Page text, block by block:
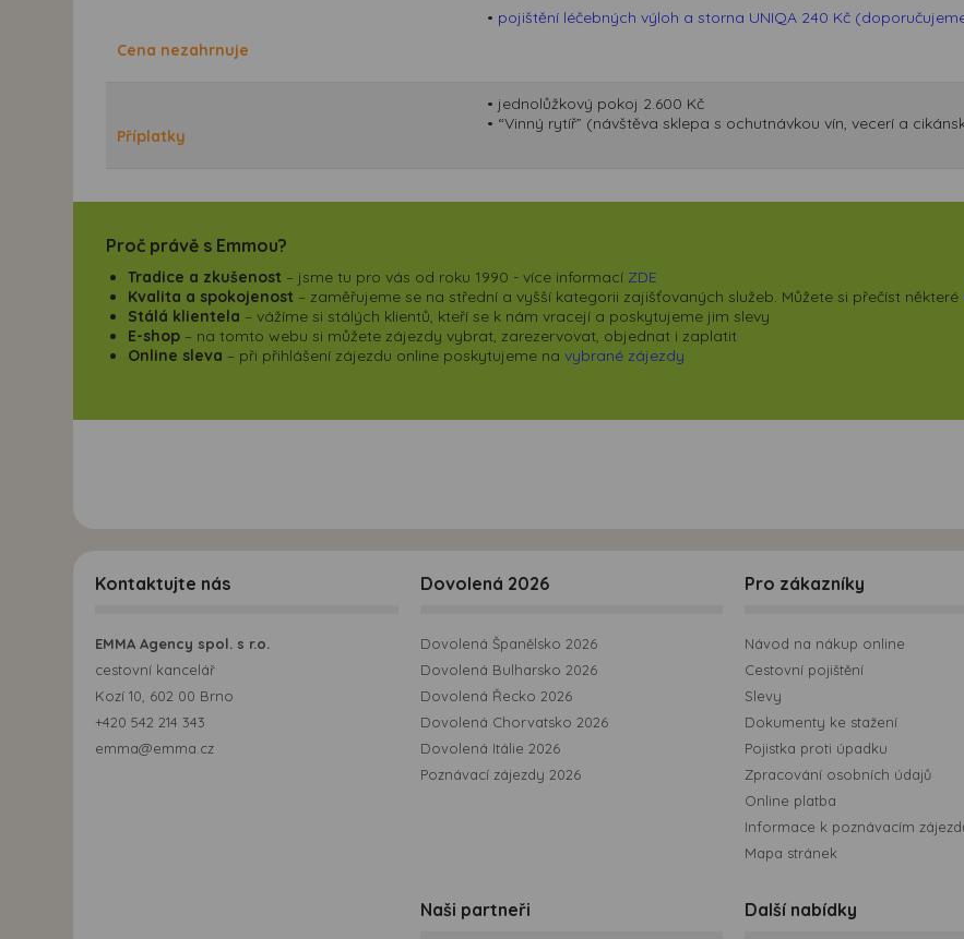
Cena nezahrnuje
• pojištění léčebných výloh a storna UNIQA 240 Kč
Příplatky
• jednolůžkový pokoj 2.600 Kč
• “Vinný rytíř” (návštěva sklepa s ochutnávkou vín, vecerí a
Proč právě s Emmou?
Tradice a zkušenost – jsme tu pro vás od roku 1990 - více informací ZDE
Kvalita a spokojenost – zaměřujeme se na střední a vyšší kategorii zajišťovaných služeb. Můžete si přečíst některé
Stálá klientela – vážíme si stálých klientů, kteří se k nám vracejí a poskytujeme jim slevy
E-shop – na tomto webu si můžete zájezdy vybrat, zarezervovat, objednat i zaplatit
Online sleva – při přihlášení zájezdu online poskytujeme na vybrané zájezdy
Kontaktujte nás
EMMA Agency spol. s r.o.
cestovní kancelář
Kozí 10, 602 00 Brno
+420 542 214 343
emma@emma.cz
Dovolená 2026
Dovolená Španělsko 2026
Dovolená Bulharsko 2026
Dovolená Řecko 2026
Dovolená Chorvatsko 2026
Dovolená Itálie 2026
Poznávací zájezdy 2026
Pro zákazníky
Návod na nákup online
Cestovní pojištění
Slevy
Dokumenty ke stažení
Pojistka proti úpadku
Zpracování osobních údajů
Online platba
Informace k poznávacím
Mapa stránek
Naši partneři Další nabídky